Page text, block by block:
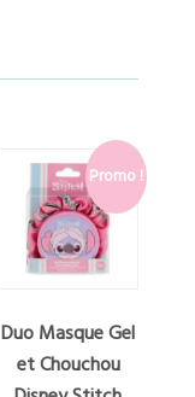
Promo !
Duo Masque Gel
et Chouchou